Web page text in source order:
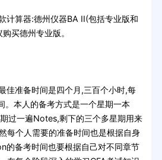
算器:德州仪器BA II(包括专业版和
买德州专业版。
准备时间是四个月,三百个小时,每
。本人的备考方式是一个星期一本
过一遍Notes,剩下的三个多星期用来
每个人需要的准备时间也是根据自身
的备考时间也要根据自己对不同章节